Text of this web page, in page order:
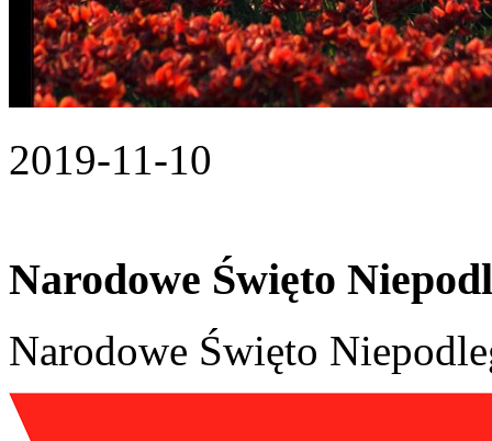
2019-11-10
Narodowe Święto
Narodowe Święto